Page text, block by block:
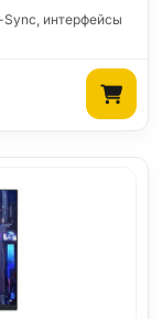
Sync, интерфейсы